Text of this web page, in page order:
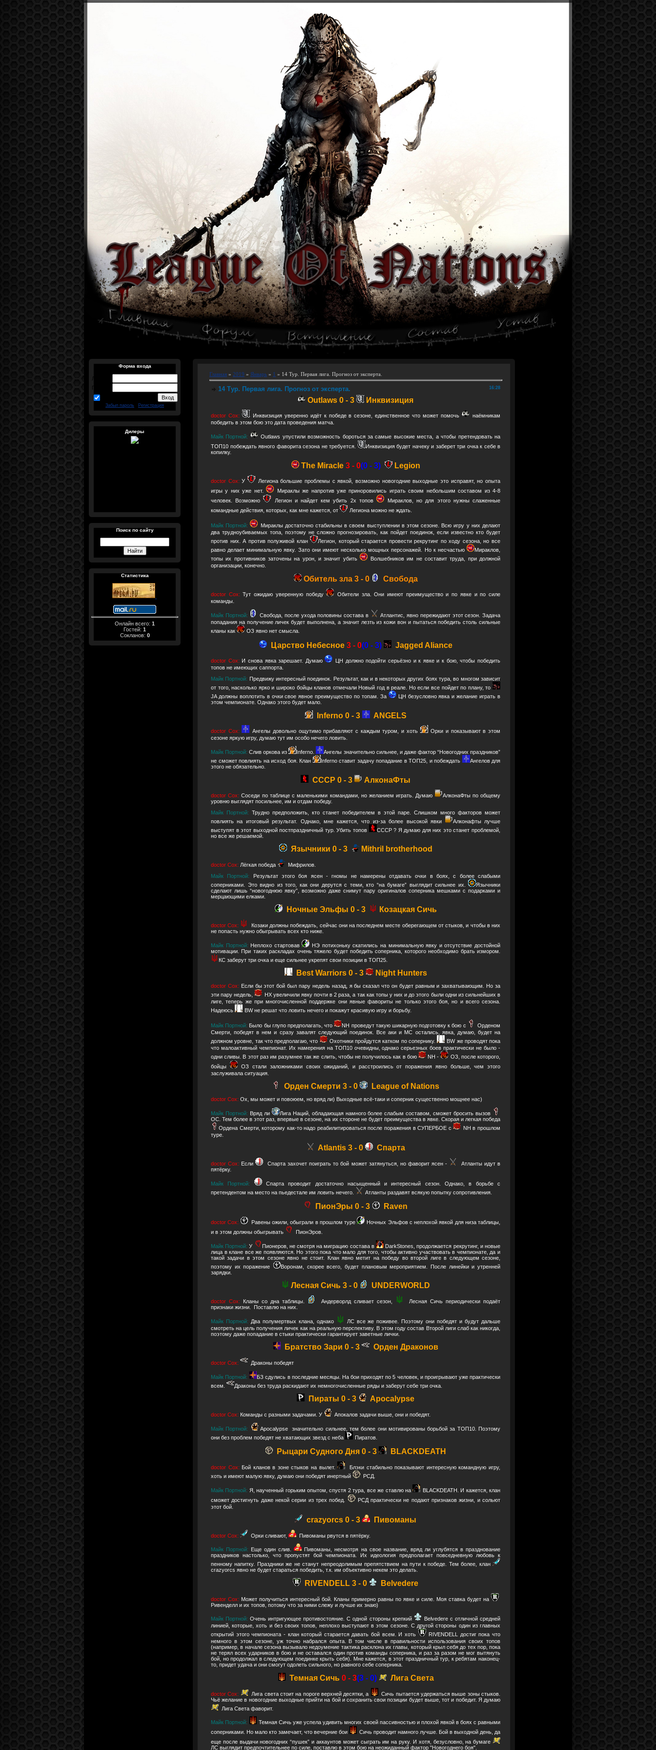
Форма входа
Логин:
Пароль:
Забыл пароль Регистрация
Дилеры
Поиск по сайту
Статистика
Онлайн всего: 1
Гостей: 1
Сокланов: 0
Главная » 2019 » Январь » 1 » 14 Тур. Первая лига. Прогноз от эксперта.
16:28
14 Тур. Первая лига. Прогноз от эксперта.
Outlaws 0 - 3 Инквизиция
doctor Cox: Инквизиция уверенно идёт к победе в сезоне, единственное что может помочь
наёмникам
победить в этом бою это дата проведения матча.
Майк Портной:
Outlaws упустили возможность бороться за самые высокие места, а чтобы претендовать на
ТОП10 побеждать явного фаворита сезона не требуется.
Инквизиция будет начеку и заберет три очка к себе в
копилку.
The Miracle 3 - 0(0 - 3) Legion
doctor Cox:У
Легиона большие проблемы с явкой, возможно новогодние выходные это исправят, но опыта
игры у них уже нет.
Мираклы же напротив уже приноровились играть своим небольшим составом из 4-8
человек. Возможно
Легион и найдет кем убить 2х топов
Мираклов, но для этого нужны слаженные
командные действия, которых, как мне кажется, от
Легиона можно не ждать.
Майк Портной:
Мираклы достаточно стабильны в своем выступлении в этом сезоне. Всю игру у них делают
два трудноубиваемых топа, поэтому не сложно прогнозировать, как пойдет поединок, если известно кто будет
против них. А против полуживой клан
Легион, который старается провести рекрутинг по ходу сезона, но все
равно делает минимальную явку. Зато они имеют несколько мощных персонажей. Но к несчастью
Мираклов,
топы их противников заточены на урон, и значит убить
Волшебников им не составит труда, при должной
организации, конечно.
Обитель зла 3 - 0 Свобода
doctor Cox:Тут ожидаю уверенную победу
Обители зла. Они имеют преимущество и по явке и по силе
команды.
Майк Портной: Свобода, после ухода половины состава в
Атлантис, явно пережидают этот сезон. Задача
попадания на получение личек будет выполнена, а значит лезть из кожи вон и пытаться победить столь сильные
кланы как
ОЗ явно нет смысла.
Царство Небесное 3 - 0(0 - 3) Jagged Aliance
doctor Cox: И снова явка зарешает. Думаю
ЦН должно подойти серьёзно и к явке и к бою, чтобы победить
топов не имеющих саппорта.
Майк Портной: Предвижу интересный поединок. Результат, как и в некоторых других боях тура, во многом зависит
от того, насколько ярко и широко бойцы кланов отмечали Новый год в реале. Но если все пойдет по плану, то
JA должны воплотить в очки свое явное преимущество по топам. За
ЦН безусловно явка и желание играть в
этом чемпионате. Однако этого будет мало.
Inferno 0 - 3 ANGELS
doctor Cox: Ангелы довольно ощутимо прибавляют с каждым туром, и хоть
Орки и показывают в этом
сезоне яркую игру, думаю тут им особо нечего ловить.
Майк Портной:Слив оркова из Inferno.
Ангелы значительно сильнее, и даже фактор “Новогодних праздников”
не сможет повлиять на исход боя. Клан
Inferno ставит задачу попадание в ТОП25, и побеждать
Ангелов для
этого не обязательно.
CCCР 0 - 3 АлконаФты
doctor Cox:Соседи по таблице с маленькими командами, но желанием играть. Думаю
АлконаФты по общему
уровню выглядят посильнее, им и отдам победу.
Майк Портной: Трудно предположить, кто станет победителем в этой паре. Слишком много факторов может
повлиять на итоговый результат. Однако, мне кажется, что из-за более высокой явки
Алконафты лучше
выступят в этот выходной постпраздничный тур. Убить топов
СССР ? Я думаю для них это станет проблемой,
но все же решаемой.
Язычники 0 - 3 Mithril brotherhood
doctor Cox: Лёгкая победа
Мифрилов.
Майк Портной:
Результат этого боя ясен - гномы не намерены отдавать очки в боях, с более слабыми
соперниками. Это видно из того, как они дерутся с теми, кто “на бумаге” выглядит сильнее их.
Язычники
сделают лишь “новогоднюю явку”, возможно даже снимут пару оригиналов соперника мешками с подарками и
мерцающими елками.
Ночные Эльфы 0 - 3 Козацкая Сичь
doctor Cox:
Козаки должны побеждать, сейчас они на последнем месте оберегающем от стыков, и чтобы в них
не попасть нужно обыгрывать всех кто ниже.
Майк Портной: Неплохо стартовав
НЭ потихоньку скатились на минимальную явку и отсутствие достойной
мотивации. При таких раскладах очень тяжело будет победить соперника, которого необходимо брать измором.
КС заберут три очка и еще сильнее укрепят свои позиции в ТОП25.
Best Warriors 0 - 3 Night Hunters
doctor Cox: Если бы этот бой был пару недель назад, я бы сказал что он будет равным и захватывающим. Но за
эти пару недель,
НХ увеличили явку почти в 2 раза, а так как топы у них и до этого были одни из сильнейших в
лиге, теперь же при многочисленной поддержке они явные фавориты не только этого боя, но и всего сезона.
Надеюсь
BW не решат что ловить нечего и покажут красивую игру и борьбу.
Майк Портной: Было бы глупо предполагать, что NH проведут такую шикарную подготовку к бою с
Орденом
Смерти, победят в нем и сразу завалят следующий поединок. Все аки и МС остались, явка, думаю, будет на
должном уровне, так что предполагаю, что
Охотники пройдутся катком по сопернику.
BW же проводят пока
что малоактивный чемпионат. Их намерения на ТОП10 очевидны, однако серьезных боев практически не было -
одни сливы. В этот раз им разумнее так же слить, чтобы не получилось как в бою
NH -
ОЗ, после которого,
бойцы
ОЗ стали заложниками своих ожиданий, и расстроились от поражения явно больше, чем этого
заслуживала ситуация.
Орден Смерти 3 - 0 League of Nations
doctor Cox: Ох, мы может и повоюем, но вряд ли) Выходные всё-таки и соперник существенно мощнее нас)
Майк Портной: Вряд ли
Лига Наций, обладающая намного более слабым составом, сможет бросить вызов
ОС. Тем более в этот раз, впервые в сезоне, на их стороне не будет преимущества в явке. Скорая и легкая победа
Ордена Смерти, которому как-то надо реабилитироваться после поражения в СУПЕРБОЕ с
NH в прошлом
туре.
Atlantis 3 - 0 Спарта
doctor Cox: Если Спарта захочет поиграть то бой может затянуться, но фаворит ясен -
Атланты идут в
пятёрку.
Майк Портной:
Спарта проводит достаточно насыщенный и интересный сезон. Однако, в борьбе с
претендентом на место на пьедестале им ловить нечего.
Атланты раздавят всякую попытку сопротивления.
ПионЭры 0 - 3 Raven
doctor Cox: Равены ожили, обыграли в прошлом туре
Ночных Эльфов с неплохой явкой для низа таблицы,
и в этом должны обыгрывать
ПионЭров.
Майк Портной: У Пионеров, не смотря на миграцию состава в
DarkStones, продолжается рекрутинг, и новые
лица в клане все же появляются. Но этого пока что мало для того, чтобы активно участвовать в чемпионате, да и
такой задачи в этом сезоне явно не стоит. Клан явно метит на победу во второй лиге в следующем сезоне,
поэтому их поражение
Воронам, скорее всего, будет плановым мероприятием. После линейки и утренней
зарядки.
Лесная Сичь 3 - 0 UNDERWORLD
doctor Cox: Кланы со дна таблицы. Андерворлд сливает сезон,
Лесная Сичь периодически подаёт
признаки жизни. Поставлю на них.
Майк Портной: Два полумертвых клана, однако
ЛС все же поживее. Поэтому они победят и будут дальше
смотреть на цель получения личек как на реальную перспективу. В этом году состав Второй лиги слаб как никогда,
поэтому даже попадание в стыки практически гарантирует заветные лички.
Братство Зари 0 - 3 Орден Драконов
doctor Cox: Драконы победят
Майк Портной:
БЗ сдулись в последние месяцы. На бои приходят по 5 человек, и проигрывают уже практически
всем.
Драконы без труда раскидают их немногочисленные ряды и заберут себе три очка.
Пираты 0 - 3 Apocalypse
doctor Cox: Команды с разными задачами. У Апокалов задачи выше, они и победят.
Майк Портной:
Apocalypse значительно сильнее, тем более они мотивированы борьбой за ТОП10. Поэтому
они без проблем победят не хватающих звезд с неба
Пиратов.
Рыцари Судного Дня 0 - 3 BLACKDEATH
doctor Cox: Бой кланов в зоне стыков на вылет.
Блэки стабильно показывают интересную командную игру,
хоть и имеют малую явку, думаю они победят инертный
РСД.
Майк Портной: Я, наученный горьким опытом, спустя 2 тура, все же ставлю на
BLACKDEATH. И кажется, клан
сможет достигнуть даже некой серии из трех побед.
РСД практически не подают признаков жизни, и сольют
этот бой.
crazyorcs 0 - 3 Пивоманы
doctor Cox: Орки сливают, Пивоманы рвутся в пятёрку.
Майк Портной: Еще один слив.
Пивоманы, несмотря на свое название, вряд ли углубятся в празднование
праздников настолько, что пропустят бой чемпионата. Их идеология предполагает повседневную любовь к
пенному напитку. Праздники же не станут непреодолимым препятствием на пути к победе. Тем более, клан
crazyorcs явно не будет стараться победить, т.к. им объективно некем это делать.
RIVENDELL 3 - 0 Belvedere
doctor Cox: Может получиться интересный бой. Кланы примерно равны по явке и силе. Моя ставка будет на
Ривенделл и их топов, потому что за ними слежу и лучше их знаю)
Майк Портной: Очень интригующее противостояние. С одной стороны крепкий
Belvedere с отличной средней
линией, которые, хоть и без своих топов, неплохо выступают в этом сезоне. С другой стороны один из главных
открытий этого чемпионата - клан который старается давать бой всем. И хоть
RIVENDELL достиг пока что
немного в этом сезоне, уж точно набрался опыта. В том числе в правильности использования своих топов
(например, в начале сезона вызывало недоумение тактика расклона их главы, который крыл себя до тех пор, пока
не терял всех ударников в бою и не оставался один против команды соперника, и раз за разом не мог вытянуть
бой, но продолжал в следующем поединке крыть себя). Мне кажется, в этот праздничный тур, к ребятам наконец-
то, придет удача и они смогут одолеть сильного, но равного себе соперника.
Темная Сичь 0 - 3(3 - 0) Лига Света
doctor Cox: Лига света стоит на пороге верхней десятки, а
Сичь пытается удержаться выше зоны стыков.
Чьё желание в новогодние выходные прийти на бой и сохранить свои позиции будет выше, тот и победит. Я думаю
Лига Света фаворит.
Майк Портной:
Темная Сичь уже успела удивить многих своей пассивностью и плохой явкой в боях с равными
соперниками. Но мало кто замечает, что вечерние бои
Сичь проводит намного лучше. Бой в выходной день, да
еще после выдачи новогодних “пушек” и аккаунтов может сыграть им на руку. И хотя, безусловно, на бумаге
ЛС выглядит предпочтительнее по силе, поставлю в этом бою на неожиданный фактор "Новогоднего боя".